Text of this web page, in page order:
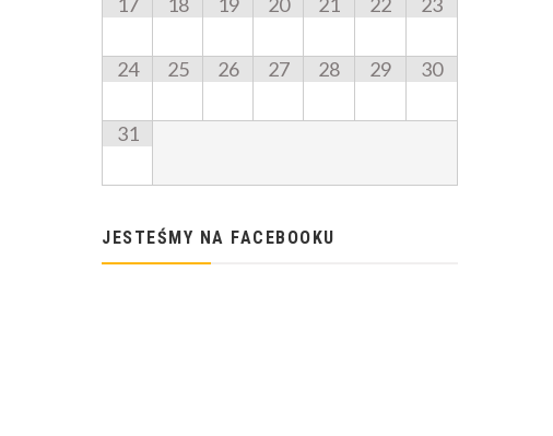
24 25 26 27 28 29 30
31
JESTEŚMY NA FACEBOOKU